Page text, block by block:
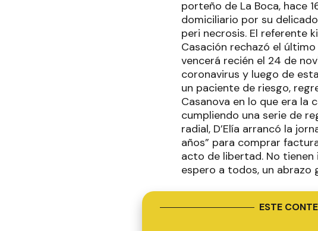
porteño de La Boca, hace
domiciliario por su
peri necrosis. El referente
Casación rechazó el
vencerá recién el 24 de
coronavirus y luego de
un paciente de riesgo,
Casanova en lo que era la
cumpliendo una serie de
radial, D’Elía arrancó la
años” para comprar
acto de libertad. No tienen
espero a todos, un abrazo
ESTE